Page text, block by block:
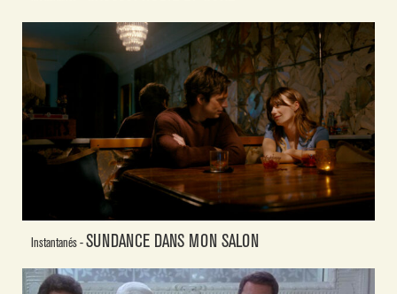
Instantanés -SUNDANCE DANS MON SALON